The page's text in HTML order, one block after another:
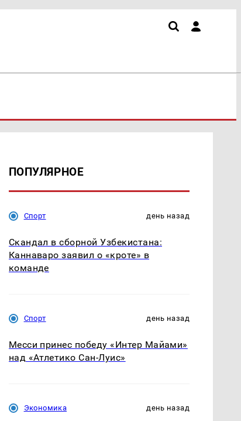
ПОПУЛЯРНОЕ
Спорт день назад
Скандал в сборной Узбекистана:
Каннаваро заявил о «кроте» в
команде
Спорт день назад
Месси принес победу «Интер Майами»
над «Атлетико Сан-Луис»
Экономика день назад